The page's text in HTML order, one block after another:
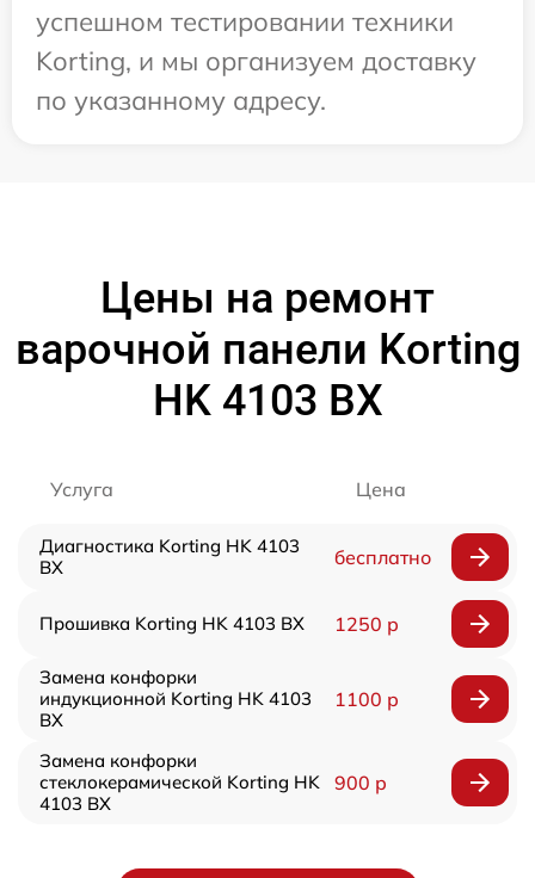
успешном тестировании техники
Korting, и мы организуем доставку
по указанному адресу.
Цены на ремонт
варочной панели Korting
HK 4103 BX
Услуга Цена
Диагностика Korting HK 4103
BX
бесплатно
Прошивка Korting HK 4103 BX 1250 р
Замена конфорки
индукционной Korting HK 4103
BX
1100 р
Замена конфорки
стеклокерамической Korting HK
4103 BX
900 р